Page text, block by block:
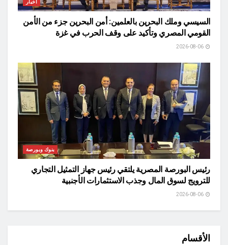
أخبار
السيسي وملك البحرين بالعلمين: أمن البحرين جزء من الأمن
القومي المصري وتأكيد على وقف الحرب في غزة
بنوك وبورصة
رئيس البورصة المصرية يلتقي رئيس جهاز التمثيل التجاري
للترويج لسوق المال وجذب الاستثمارات الأجنبية
الأقسام